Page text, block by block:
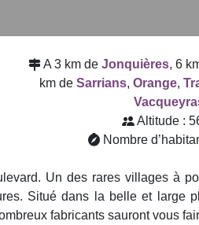
A 3 km deJonquières, 6
km deSarrians,Orange,
Altitude :
Nombre
Un des rares villages à
Situé dans la belle et large
fabricants sauront vous